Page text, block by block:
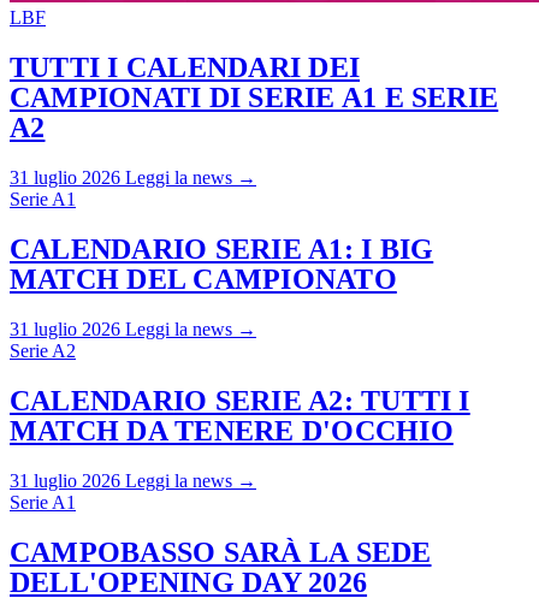
LBF
TUTTI I CALENDARI DEI
CAMPIONATI DI SERIE A1 E SERIE
A2
31 luglio 2026 Leggi la news →
Serie A1
CALENDARIO SERIE A1: I BIG
MATCH DEL CAMPIONATO
31 luglio 2026 Leggi la news →
Serie A2
CALENDARIO SERIE A2: TUTTI I
MATCH DA TENERE D'OCCHIO
31 luglio 2026 Leggi la news →
Serie A1
CAMPOBASSO SARÀ LA SEDE
DELL'OPENING DAY 2026